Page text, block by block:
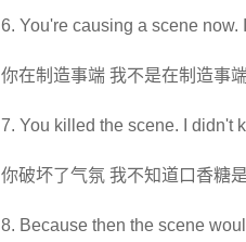
6. You're causing a scene now.
你在制造事端 我不是在制造事
7. You killed the scene. I didn't
你破坏了气氛 我不知道口香糖
8. Because then the scene